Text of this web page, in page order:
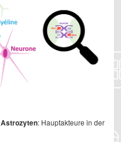
Astrozyten: Hauptakteure in der